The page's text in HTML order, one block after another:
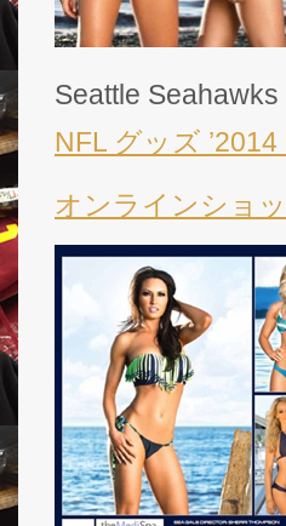
Seattle
NFL グッズ
オンラインショ